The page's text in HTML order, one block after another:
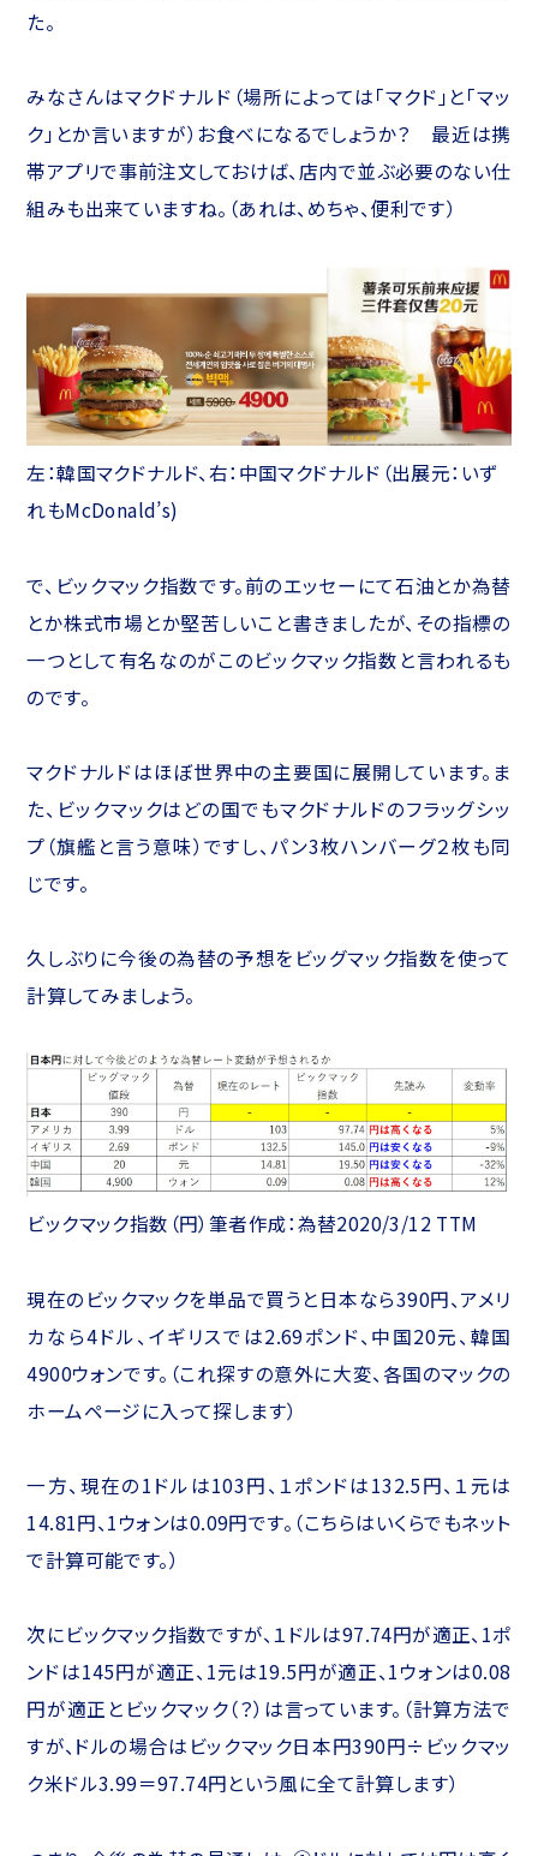
た。
みなさんはマクドナルド（場所によっては「マクド」と「マッ
ク」とか言いますが）お食べになるでしょうか？ 最近は携
帯アプリで事前注文しておけば、店内で並ぶ必要のない仕
組みも出来ていますね。（あれは、めちゃ、便利です）
左：韓国マクドナルド、右：中国マクドナルド（出展元：いず
れもMcDonald’s)
で、ビックマック指数です。前のエッセーにて石油とか為替
とか株式市場とか堅苦しいこと書きましたが、その指標の
一つとして有名なのがこのビックマック指数と言われるも
のです。
マクドナルドはほぼ世界中の主要国に展開しています。ま
た、ビックマックはどの国でもマクドナルドのフラッグシッ
プ（旗艦と言う意味）ですし、パン3枚ハンバーグ２枚も同
じです。
久しぶりに今後の為替の予想をビッグマック指数を使って
計算してみましょう。
ビックマック指数（円）筆者作成：為替2020/3/12 TTM
現在のビックマックを単品で買うと日本なら390円、アメリ
カなら4ドル、イギリスでは2.69ポンド、中国20元、韓国
4900ウォンです。（これ探すの意外に大変、各国のマックの
ホームページに入って探します）
一方、現在の1ドルは103円、１ポンドは132.5円、１元は
14.81円、1ウォンは0.09円です。（こちらはいくらでもネット
で計算可能です。）
次にビックマック指数ですが、１ドルは97.74円が適正、1ポ
ンドは145円が適正、1元は19.5円が適正、1ウォンは0.08
円が適正とビックマック（？）は言っています。（計算方法で
すが、ドルの場合はビックマック日本円390円÷ビックマッ
ク米ドル3.99＝97.74円という風に全て計算します）